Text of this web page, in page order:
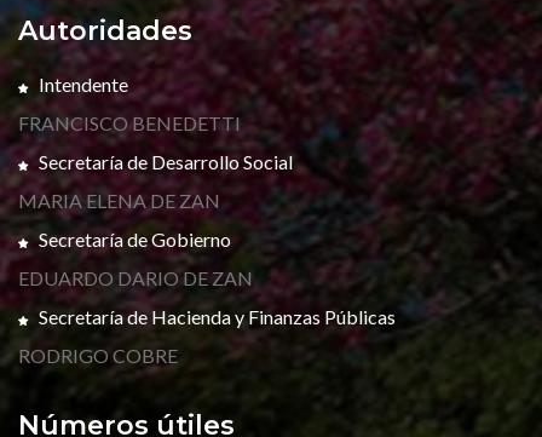
Autoridades
Intendente
FRANCISCO BENEDETTI
Secretaría de Desarrollo Social
MARIA ELENA DE ZAN
Secretaría de Gobierno
EDUARDO DARIO DE ZAN
Secretaría de Hacienda y Finanzas Públicas
RODRIGO COBRE
Números útiles